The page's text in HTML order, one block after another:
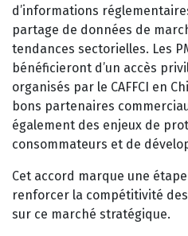
d’informations
partage de données de
tendances sectorielles. Les
bénéficieront d’un accès
organisés par le CAFFCI en
bons partenaires
également des enjeux de
consommateurs et de
Cet accord marque une
renforcer la compétitivité
sur ce marché stratégique.